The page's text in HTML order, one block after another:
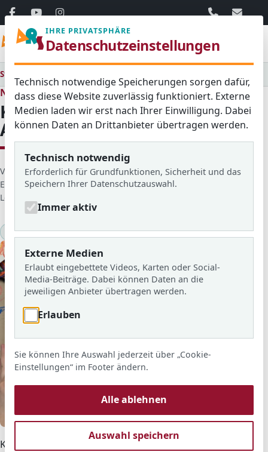
06103 / 30
Startseite
Neues aus dem Schulleben
Kunst: Making van Gogh
Ausflug ins Städelmuseum
D
e
t
i
l
s
Veröffentlicht von: Stella Meyer
Erstellt am: 01. Dezember 2020
Letzte Aktualisierung: 19. März 2026
Kunst 2019/20 KlARSicht Nr.21
© ARS
Kurz vor den Weihnachtsferien besuchten zwei
IHRE PRIVATSPHÄRE
Datenschutzeinstellungen
Technisch notwendige Speicherungen sorgen dafür,
dass diese Website zuverlässig funktioniert. Externe
Medien laden wir erst nach Ihrer Einwilligung. Dabei
können Daten an Drittanbieter übertragen werden.
Technisch notwendig
Erforderlich für Grundfunktionen, Sicherheit und das
Speichern Ihrer Datenschutzauswahl.
Immer aktiv
Externe Medien
Erlaubt eingebettete Videos, Karten oder Social-
Media-Beiträge. Dabei können Daten an die
jeweiligen Anbieter übertragen werden.
Erlauben
Sie können Ihre Auswahl jederzeit über „Cookie-
Einstellungen“ im Footer ändern.
Alle ablehnen
Auswahl speichern